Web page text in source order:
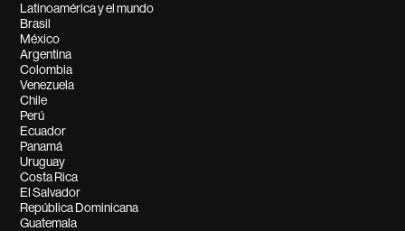
Latinoamérica y el mundo
Brasil
México
Argentina
Colombia
Venezuela
Chile
Perú
Ecuador
Panamá
Uruguay
Costa Rica
El Salvador
República Dominicana
Guatemala